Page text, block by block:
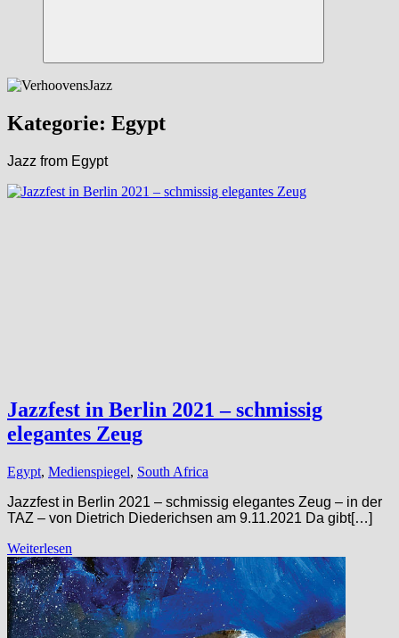
Suchen
Kategorie: Egypt
Jazz from Egypt
Jazzfest in Berlin 2021 – schmissig
elegantes Zeug
Egypt, Medienspiegel, South Africa
Jazzfest in Berlin 2021 – schmissig elegantes Zeug – in der
TAZ – von Dietrich Diederichsen am 9.11.2021 Da gibt[…]
Weiterlesen